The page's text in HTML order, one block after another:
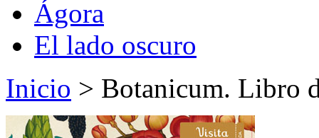
Ágora
El lado oscuro
Inicio > Botanicum. Libro